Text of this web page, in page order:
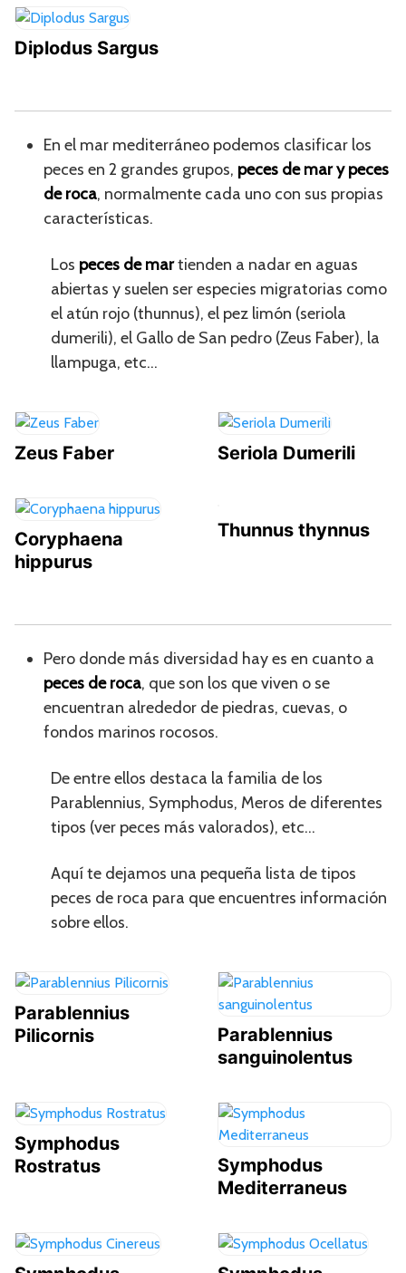
Diplodus Sargus
En el mar mediterráneo podemos clasificar los
peces en 2 grandes grupos, peces de mar y peces
de roca, normalmente cada uno con sus propias
características.
Los peces de martienden a nadar en aguas
abiertas y suelen ser especies migratorias como
el atún rojo (thunnus), el pez limón (seriola
dumerili), el Gallo de San pedro (Zeus Faber), la
llampuga, etc…
Zeus Faber Seriola Dumerili
Coryphaena
hippurus
Thunnus thynnus
Pero donde más diversidad hay es en cuanto a
peces de roca, que son los que viven o se
encuentran alrededor de piedras, cuevas, o
fondos marinos rocosos.
De entre ellos destaca la familia de los
Parablennius, Symphodus, Meros de diferentes
tipos (ver peces más valorados), etc…
Aquí te dejamos una pequeña lista de tipos
peces de roca para que encuentres información
sobre ellos.
Parablennius
Pilicornis
Parablennius
sanguinolentus
Symphodus
Rostratus
Symphodus
Mediterraneus